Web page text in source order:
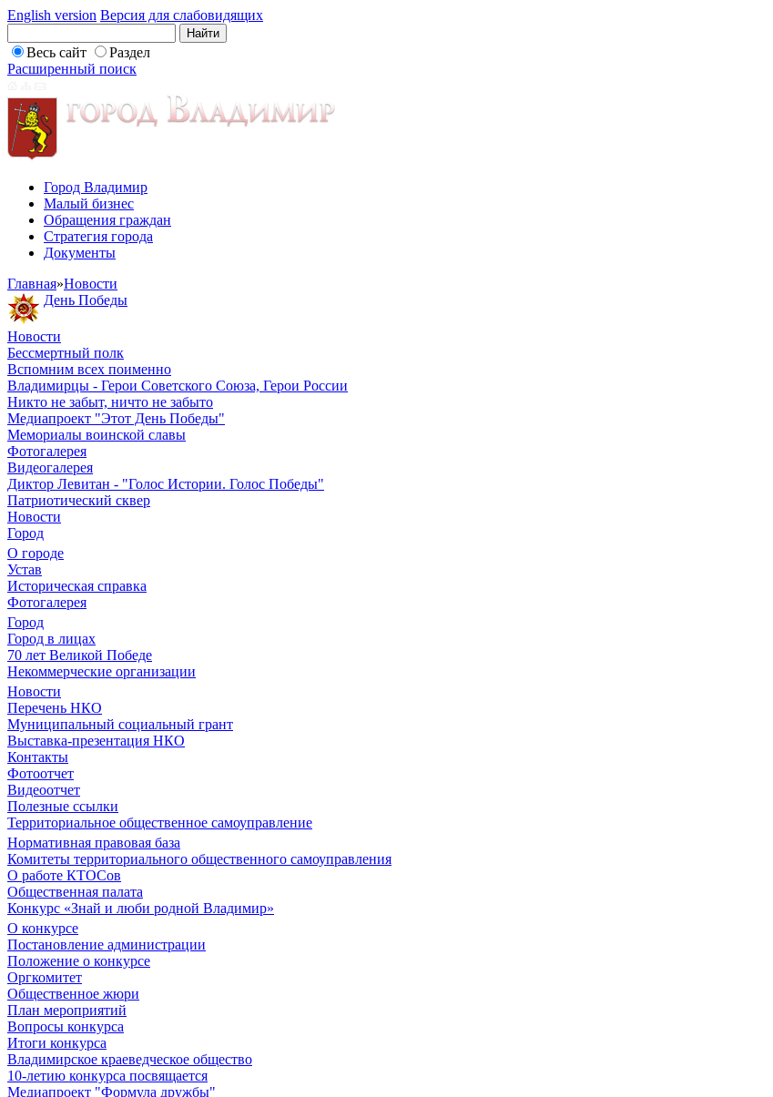
English version Версия для слабовидящих
Весь сайт
Раздел
Расширенный поиск
Город Владимир
Малый бизнес
Обращения граждан
Стратегия города
Документы
Главная»Новости
День Победы
Новости
Бессмертный полк
Вспомним всех поименно
Владимирцы - Герои Советского Союза, Герои России
Никто не забыт, ничто не забыто
Медиапроект "Этот День Победы"
Мемориалы воинской славы
Фотогалерея
Видеогалерея
Диктор Левитан - "Голос Истории. Голос Победы"
Патриотический сквер
Новости
Город
О городе
Устав
Историческая справка
Фотогалерея
Город
Город в лицах
70 лет Великой Победе
Некоммерческие организации
Новости
Перечень НКО
Муниципальный социальный грант
Выставка-презентация НКО
Контакты
Фотоотчет
Видеоотчет
Полезные ссылки
Территориальное общественное самоуправление
Нормативная правовая база
Комитеты территориального общественного самоуправления
О работе КТОСов
Общественная палата
Конкурс «Знай и люби родной Владимир»
О конкурсе
Постановление администрации
Положение о конкурсе
Оргкомитет
Общественное жюри
План мероприятий
Вопросы конкурса
Итоги конкурса
Владимирское краеведческое общество
10-летию конкурса посвящается
Медиапроект "Формула дружбы"